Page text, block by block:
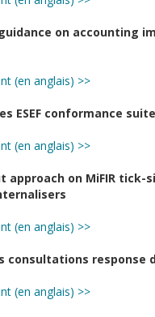
guidance on accounting
(en anglais) >>
ESEF conformance suite
(en anglais) >>
approach on MiFIR tick-
(en anglais) >>
consultations response
(en anglais) >>